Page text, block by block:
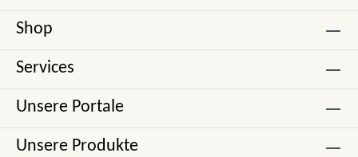
Shop
Services
Unsere Portale
Unsere Produkte